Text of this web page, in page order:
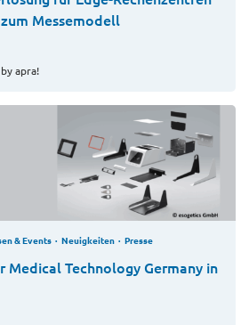
Messemodell
apra!
& Events Neuigkeiten Presse
Medical Technology Germany in